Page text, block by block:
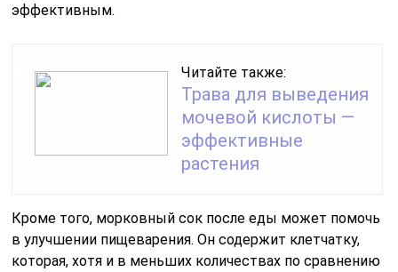
эффективным.
Читайте также:
Трава для выведения
мочевой кислоты —
эффективные
растения
Кроме того, морковный сок после еды может помочь
в улучшении пищеварения. Он содержит клетчатку,
которая, хотя и в меньших количествах по сравнению